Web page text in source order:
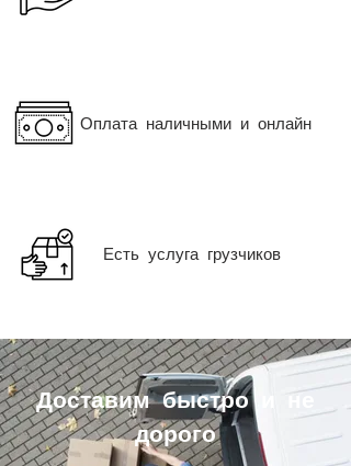
Оплата наличными и онлайн
Есть услуга грузчиков
Доставим быстро и не
дорого